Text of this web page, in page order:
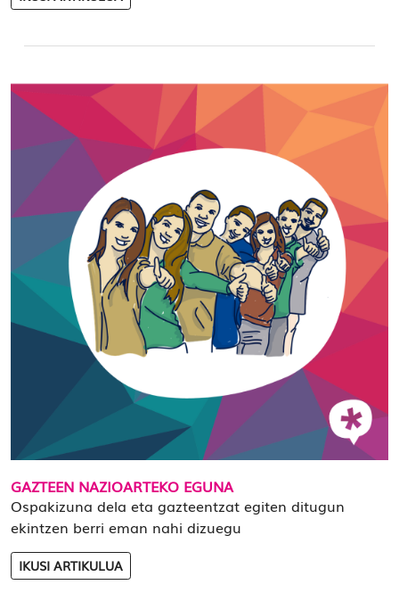
GAZTEEN NAZIOARTEKO EGUNA
Ospakizuna dela eta gazteentzat egiten ditugun
ekintzen berri eman nahi dizuegu
IKUSI ARTIKULUA